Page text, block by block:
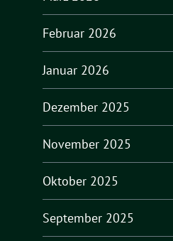
Februar 2026
Januar 2026
Dezember 2025
November 2025
Oktober 2025
September 2025